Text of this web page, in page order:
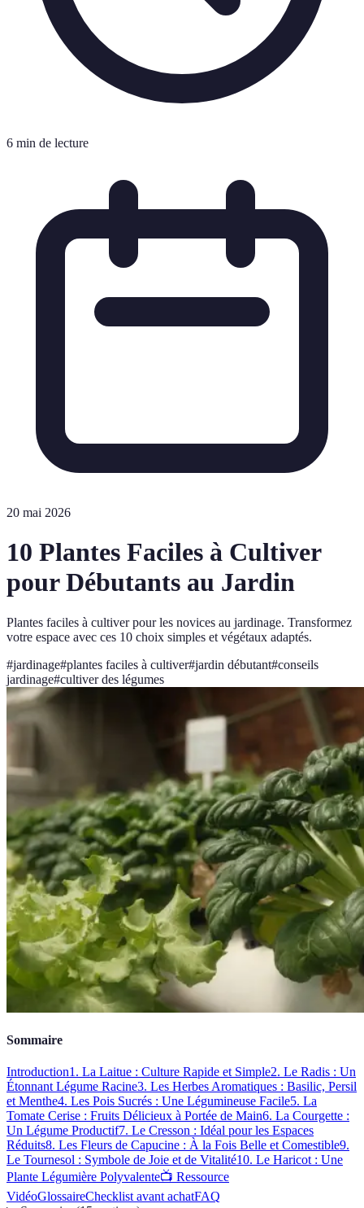
6 min de lecture
20 mai 2026
10 Plantes Faciles à Cultiver
pour Débutants au Jardin
Plantes faciles à cultiver pour les novices au jardinage. Transformez
votre espace avec ces 10 choix simples et végétaux adaptés.
#jardinage#plantes faciles à cultiver#jardin débutant#conseils
jardinage#cultiver des légumes
Sommaire
Introduction1. La Laitue : Culture Rapide et Simple2. Le Radis : Un
Étonnant Légume Racine3. Les Herbes Aromatiques : Basilic, Persil
et Menthe4. Les Pois Sucrés : Une Légumineuse Facile5. La
Tomate Cerise : Fruits Délicieux à Portée de Main6. La Courgette :
Un Légume Productif7. Le Cresson : Idéal pour les Espaces
Réduits8. Les Fleurs de Capucine : À la Fois Belle et Comestible9.
Le Tournesol : Symbole de Joie et de Vitalité10. Le Haricot : Une
Plante Légumière Polyvalente📺 Ressource
VidéoGlossaireChecklist avant achatFAQ